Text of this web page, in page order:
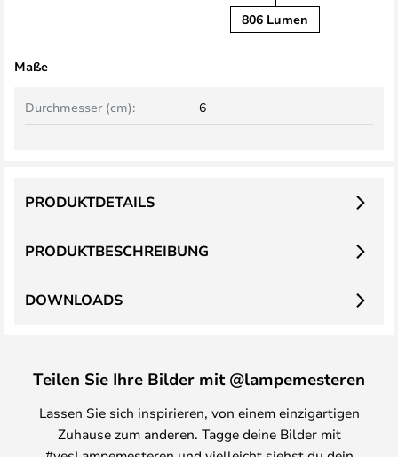
806 Lumen
Maße
Durchmesser (cm): 6
PRODUKTBESCHREIBUNG
PRODUKTDETAILS
DOWNLOADS
Teilen Sie Ihre Bilder mit @lampemesteren
Lassen Sie sich inspirieren, von einem einzigartigen
Zuhause zum anderen. Tagge deine Bilder mit